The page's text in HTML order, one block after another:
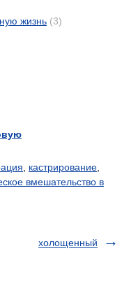
жизнь (3)
кастрирование
вмешательство в
холощенный